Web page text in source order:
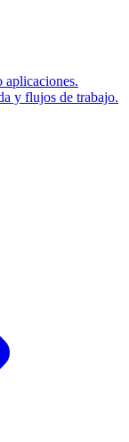
aplicaciones.
y flujos de trabajo.